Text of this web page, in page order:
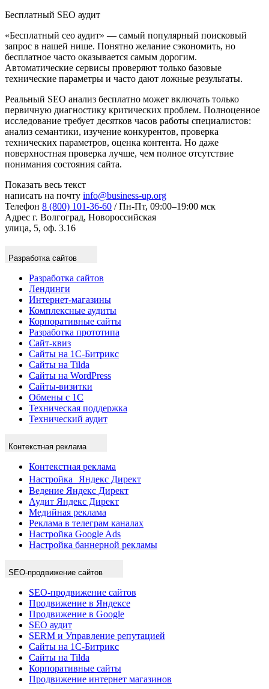
Бесплатный SEO аудит
«Бесплатный сео аудит» — самый популярный поисковый
запрос в нашей нише. Понятно желание сэкономить, но
бесплатное часто оказывается самым дорогим.
Автоматические сервисы проверяют только базовые
технические параметры и часто дают ложные результаты.
Реальный SEO анализ бесплатно может включать только
первичную диагностику критических проблем. Полноценное
исследование требует десятков часов работы специалистов:
анализ семантики, изучение конкурентов, проверка
технических параметров, оценка контента. Но даже
поверхностная проверка лучше, чем полное отсутствие
понимания состояния сайта.
Показать весь текст
написать на почту info@business-up.org
Телефон 8 (800) 101-36-60 / Пн-Пт, 09:00–19:00 мск
Адрес г. Волгоград, Новороссийская
улица, 5, оф. 3.16
Разработка сайтов
Разработка сайтов
Лендинги
Интернет-магазины
Комплексные аудиты
Корпоративные сайты
Разработка прототипа
Сайт-квиз
Сайты на 1С-Битрикс
Сайты на Tilda
Сайты на WordPress
Сайты-визитки
Обмены с 1С
Техническая поддержка
Технический аудит
Контекстная реклама
Контекстная реклама
Настройка Яндекс Директ
Ведение Яндекс Директ
Аудит Яндекс Директ
Медийная реклама
Реклама в телеграм каналах
Настройка Google Ads
Настройка баннерной рекламы
SEO-продвижение сайтов
SEO-продвижение сайтов
Продвижение в Яндексе
Продвижение в Google
SEO аудит
SERM и Управление репутацией
Сайты на 1С-Битрикс
Сайты на Tilda
Корпоративные сайты
Продвижение интернет магазинов